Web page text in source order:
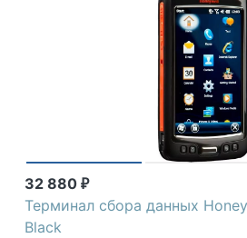
32 880 ₽
Терминал сбора данных
Black